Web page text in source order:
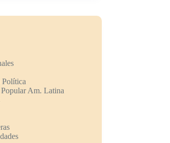
Am. Latina